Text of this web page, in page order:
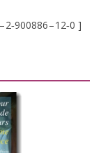
–2‑900886–12‑0 ]